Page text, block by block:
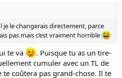
je le changerais directement, parce
pas mais c’est vraiment horrible
te va
. Puisque tu as un tire-
cumuler avec un TL de
coûtera pas grand-chose. Il te